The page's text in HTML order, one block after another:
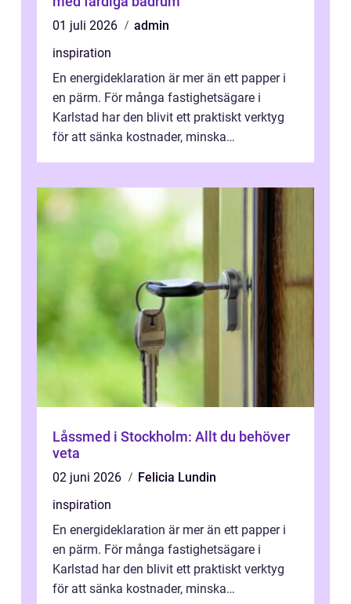
01 juli 2026
admin
inspiration
En energideklaration är mer än ett papper i
en pärm. För många fastighetsägare i
Karlstad har den blivit ett praktiskt verktyg
för att sänka kostnader, minska
Låssmed i Stockholm: Allt du behöver
veta
02 juni 2026
Felicia Lundin
inspiration
En energideklaration är mer än ett papper i
en pärm. För många fastighetsägare i
Karlstad har den blivit ett praktiskt verktyg
för att sänka kostnader, minska